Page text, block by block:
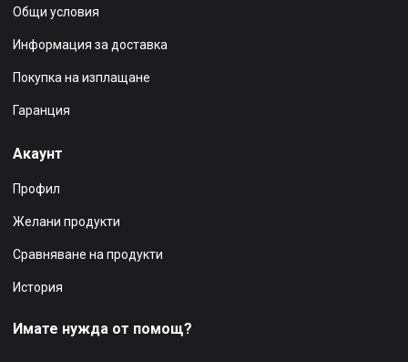
Общи условия
Информация за доставка
Покупка на изплащане
Гаранция
Акаунт
Профил
Желани продукти
Сравняване на продукти
История
Имате нужда от помощ?